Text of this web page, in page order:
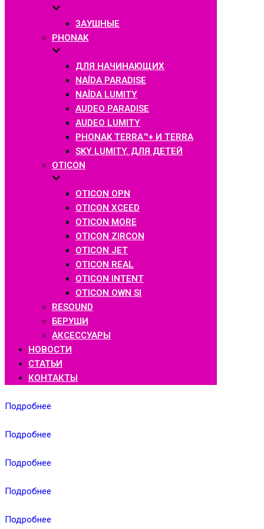
ЗАУШНЫЕ
PHONAK
ДЛЯ НАЧИНАЮЩИХ
NAÍDA PARADISE
NAÍDA LUMITY
AUDEO PARADISE
AUDEO LUMITY
PHONAK TERRA™+ И TERRA
SKY LUMITY. ДЛЯ ДЕТЕЙ
OTICON
OTICON OPN
OTICON XCEED
OTICON MORE
OTICON ZIRCON
OTICON JET
OTICON REAL
OTICON INTENT
OTICON OWN SI
RESOUND
БЕРУШИ
АКСЕССУАРЫ
НОВОСТИ
СТАТЬИ
КОНТАКТЫ
Подробнее
Подробнее
Подробнее
Подробнее
Подробнее